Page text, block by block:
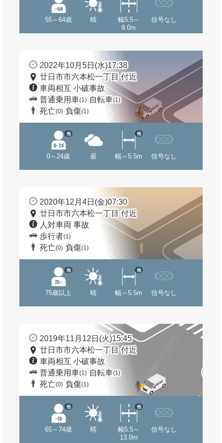
55～64歳 晴
幅5.5～
9.0m
信号なし
2022年10月5日(水)17:38
廿日市市六本松一丁目 付近
車両相互 小破事故
普通乗用車(1) 自転車(1)
死亡(0) 負傷(1)
0～24歳
他
曇 幅～5.5m
他
信号なし
2020年12月4日(金)07:30
廿日市市六本松一丁目 付近
人対車両 事故
歩行者(1)
死亡(0) 負傷(1)
75歳以上
他
晴 幅～5.5m
他
信号なし
2019年11月12日(火)15:45
廿日市市六本松一丁目 付近
車両相互 小破事故
普通乗用車(1) 自転車(1)
死亡(0) 負傷(1)
65～74歳
他
晴
幅5.5～
13.0m
他
信号なし